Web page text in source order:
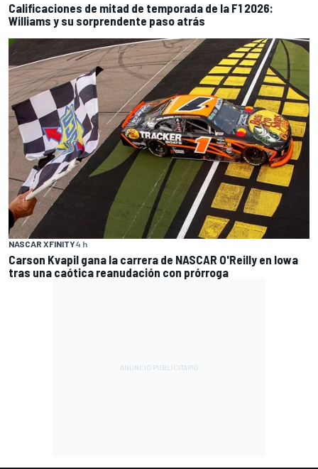
Calificaciones de mitad de temporada de la F1 2026:
Williams y su sorprendente paso atrás
NASCAR XFINITY4 h
Carson Kvapil gana la carrera de NASCAR O'Reilly en Iowa
tras una caótica reanudación con prórroga